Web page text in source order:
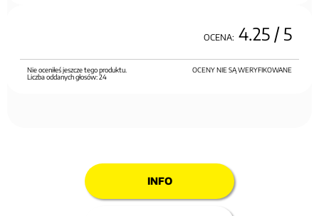
OCENA: 4.25 / 5
OCENY NIE SĄ WERYFIKOWANE
Nie oceniłeś jeszcze tego produktu.
Liczba oddanych głosów:24
INFO